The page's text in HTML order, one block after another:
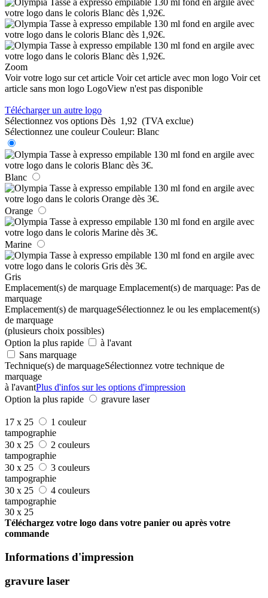
Zoom
Voir votre logo sur cet article Voir cet article avec mon logo Voir cet
article sans mon logo LogoView n'est pas disponible
Télécharger un autre logo
Sélectionnez vos options Dès 1,92 (TVA exclue)
Sélectionnez une couleur Couleur: Blanc
Blanc
Orange
Marine
Gris
Emplacement(s) de marquage Emplacement(s) de marquage: Pas de
marquage
Emplacement(s) de marquageSélectionnez le ou les emplacement(s)
de marquage
(plusieurs choix possibles)
Option la plus rapide
à l'avant
Sans marquage
Technique(s) de marquageSélectionnez votre technique de
marquage
à l'avantPlus d'infos sur les options d'impression
Option la plus rapide
gravure laser
17 x 25
1 couleur
tampographie
30 x 25
2 couleurs
tampographie
30 x 25
3 couleurs
tampographie
30 x 25
4 couleurs
tampographie
30 x 25
Téléchargez votre logo dans votre panier ou après votre
commande
Informations d'impression
gravure laser